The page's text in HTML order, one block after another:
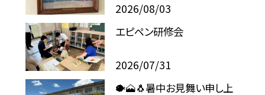
2026/08/03
エピペン研修会
2026/07/31
🐡🗻🐧暑中お見舞い申し上